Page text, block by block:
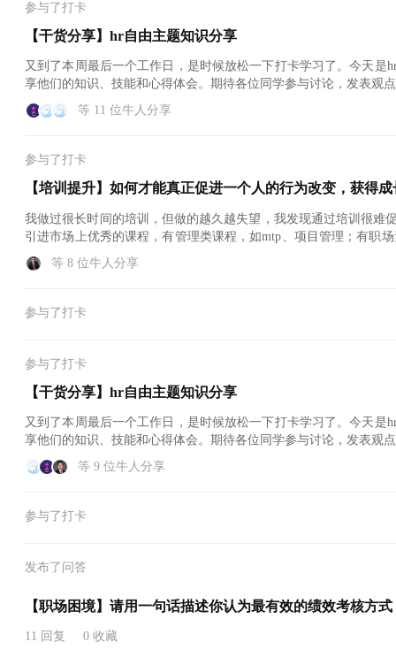
参与了打卡
【干货分享】hr自由主题知识分享
又到了本周最后一个工作日，是时候放松一下打卡学习了。今天是
享他们的知识、技能和心得体会。期待各位同学参与讨论，发表观
等 11 位牛人分享
参与了打卡
【培训提升】如何才能真正促进一个人的行为改变，获得成
我做过很长时间的培训，但做的越久越失望，我发现通过培训很难
引进市场上优秀的课程，有管理类课程，如mtp、项目管理；有职
但...
等 8 位牛人分享
参与了打卡
参与了打卡
【干货分享】hr自由主题知识分享
又到了本周最后一个工作日，是时候放松一下打卡学习了。今天是
享他们的知识、技能和心得体会。期待各位同学参与讨论，发表观
等 9 位牛人分享
参与了打卡
发布了问答
【职场困境】请用一句话描述你认为最有效的绩效考核方式
11 回复 0 收藏